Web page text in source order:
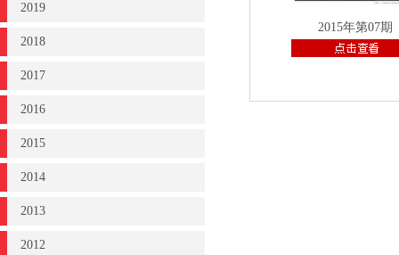
2019
2018
2017
2016
2015
2014
2013
2012
2015年第07期